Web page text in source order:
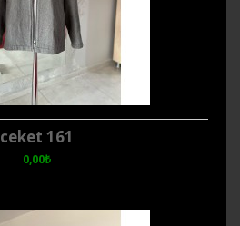
ceket 161
0,00₺